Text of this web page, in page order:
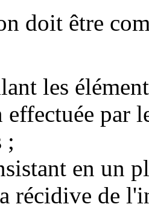
doit être
les
par
;
en un
récidive de